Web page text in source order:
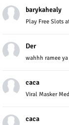
barykahealy
Play Free Slots
Der
wahhh ramee
caca
Viral Masker
caca